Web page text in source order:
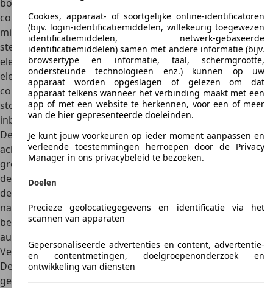
bovendien elektrisch kunnen worden versteld, voor
comfort tijdens lange ritten. Bovendien bieden een
middenarm- en lendensteun bij de voorstoelen nog meer
steun tijdens lange reizen. Daarnaast zijn veel
elektronische voorzieningen zoals airconditioning, radio,
elektrische ramen en centrale vergrendeling, cruise
control, bandenspanningscontrole en elektrische
stoelverstelling met stoelverwarming standaard
inbegrepen bij de SE.
De
Avenger SXT biedt bovendien afzonderlijk neerklapbare
achterbankleuningen voor het vervoer van langere en
grotere voorwerpen en zelfs een koelvak voor dranken in
de cockpit met verwarmbare of koelbare bekerhouders.
de duurste versie van de SXT vindt u tevens een
navigatiesysteem en een spraakgestuurd centraal
beeldscherm met USB-aansluiting en een digitaal
audiosysteem van Boston.
Veiligheid
De Dodge Avenger sedan scoort ook goede punten op het
gebied van veiligheid.
Cookies, apparaat- of soortgelijke online-identificatoren
(bijv. login-identificatiemiddelen, willekeurig toegewezen
identificatiemiddelen, netwerk-gebaseerde
identificatiemiddelen) samen met andere informatie (bijv.
browsertype en informatie, taal, schermgrootte,
ondersteunde technologieën enz.) kunnen op uw
apparaat worden opgeslagen of gelezen om dat
apparaat telkens wanneer het verbinding maakt met een
app of met een website te herkennen, voor een of meer
van de hier gepresenteerde doeleinden.
Je kunt jouw voorkeuren op ieder moment aanpassen en
verleende toestemmingen herroepen door de Privacy
Manager in ons privacybeleid te bezoeken.
Doelen
Precieze geolocatiegegevens en identificatie via het
scannen van apparaten
Gepersonaliseerde advertenties en content, advertentie-
en contentmetingen, doelgroepenonderzoek en
ontwikkeling van diensten